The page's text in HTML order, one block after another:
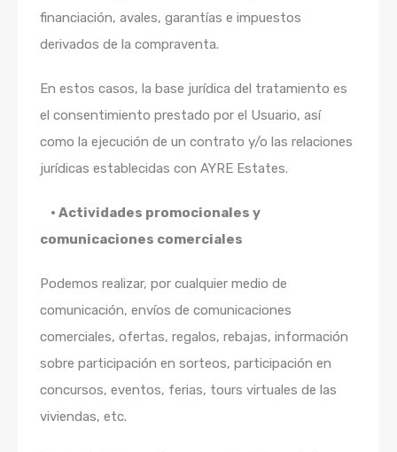
financiación, avales, garantías e impuestos
derivados de la compraventa.
En estos casos, la base jurídica del tratamiento es
el consentimiento prestado por el Usuario, así
como la ejecución de un contrato y/o las relaciones
jurídicas establecidas con AYRE Estates.
• Actividades promocionales y
comunicaciones comerciales
Podemos realizar, por cualquier medio de
comunicación, envíos de comunicaciones
comerciales, ofertas, regalos, rebajas, información
sobre participación en sorteos, participación en
concursos, eventos, ferias, tours virtuales de las
viviendas, etc.